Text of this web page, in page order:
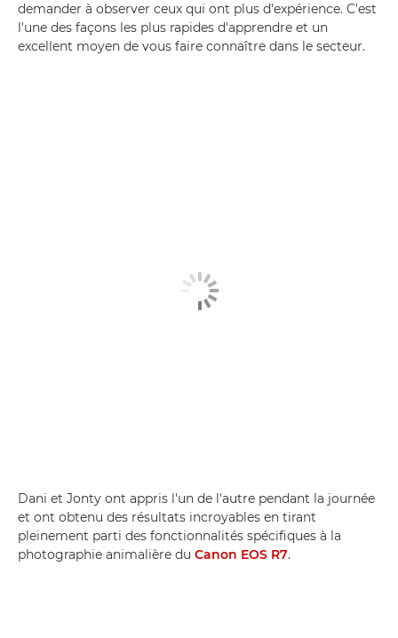
demander à observer ceux qui ont plus d'expérience. C'est
l'une des façons les plus rapides d'apprendre et un
excellent moyen de vous faire connaître dans le secteur.
Dani et Jonty ont appris l'un de l'autre pendant la journée
et ont obtenu des résultats incroyables en tirant
pleinement parti des fonctionnalités spécifiques à la
photographie animalière du Canon EOS R7.